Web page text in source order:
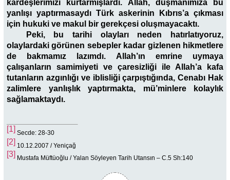
kardeşlerimizi kurtarmışlardı. Allah, düşmanımıza bu
yanlışı yaptırmasaydı Türk askerinin Kıbrıs’a çıkması
için hukuki ve makul bir gerekçesi oluşmayacaktı.
Peki, bu tarihi olayları neden hatırlatıyoruz,
olaylardaki görünen sebepler kadar gizlenen hikmetlere
de bakmamız lazımdı. Allah’ın emrine uymaya
çalışanların samimiyeti ve çaresizliği ile Allah’a kafa
tutanların azgınlığı ve iblisliği çarpıştığında, Cenabı Hak
zalimlere yanlışlık yaptırmakta, mü’minlere kolaylık
sağlamaktaydı.
[1] Secde: 28-30
[2] 10.12.2007 / Yeniçağ
[3] Mustafa Müftüoğlu / Yalan Söyleyen Tarih Utansın – C.5 Sh:140